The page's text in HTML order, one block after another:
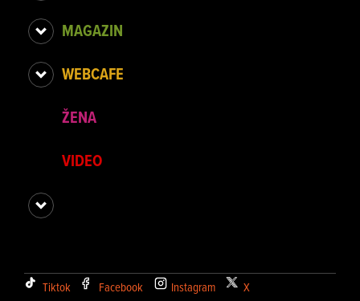
MAGAZIN
WEBCAFE
ŽENA
VIDEO
Tiktok Facebook Instagram X